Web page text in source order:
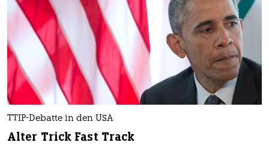
TTIP-Debatte in den USA
Alter Trick Fast Track